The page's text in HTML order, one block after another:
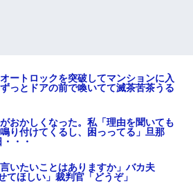
ートロックを突破してマンションに入
っとドアの前で喚いてて滅茶苦茶うる
おかしくなった。私「理由を聞いても
り付けてくるし、困っってる」旦那
・・
いたいことはありますか」バカ夫
てほしい」裁判官「どうぞ」